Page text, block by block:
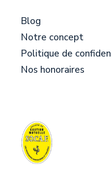
Blog
Notre concept
Politique de
Nos honoraires